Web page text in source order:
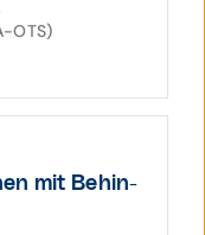
OTS)
mit Behin­